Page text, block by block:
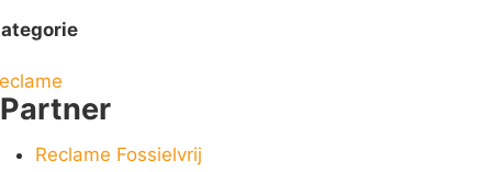
Partner
Reclame Fossielvrij